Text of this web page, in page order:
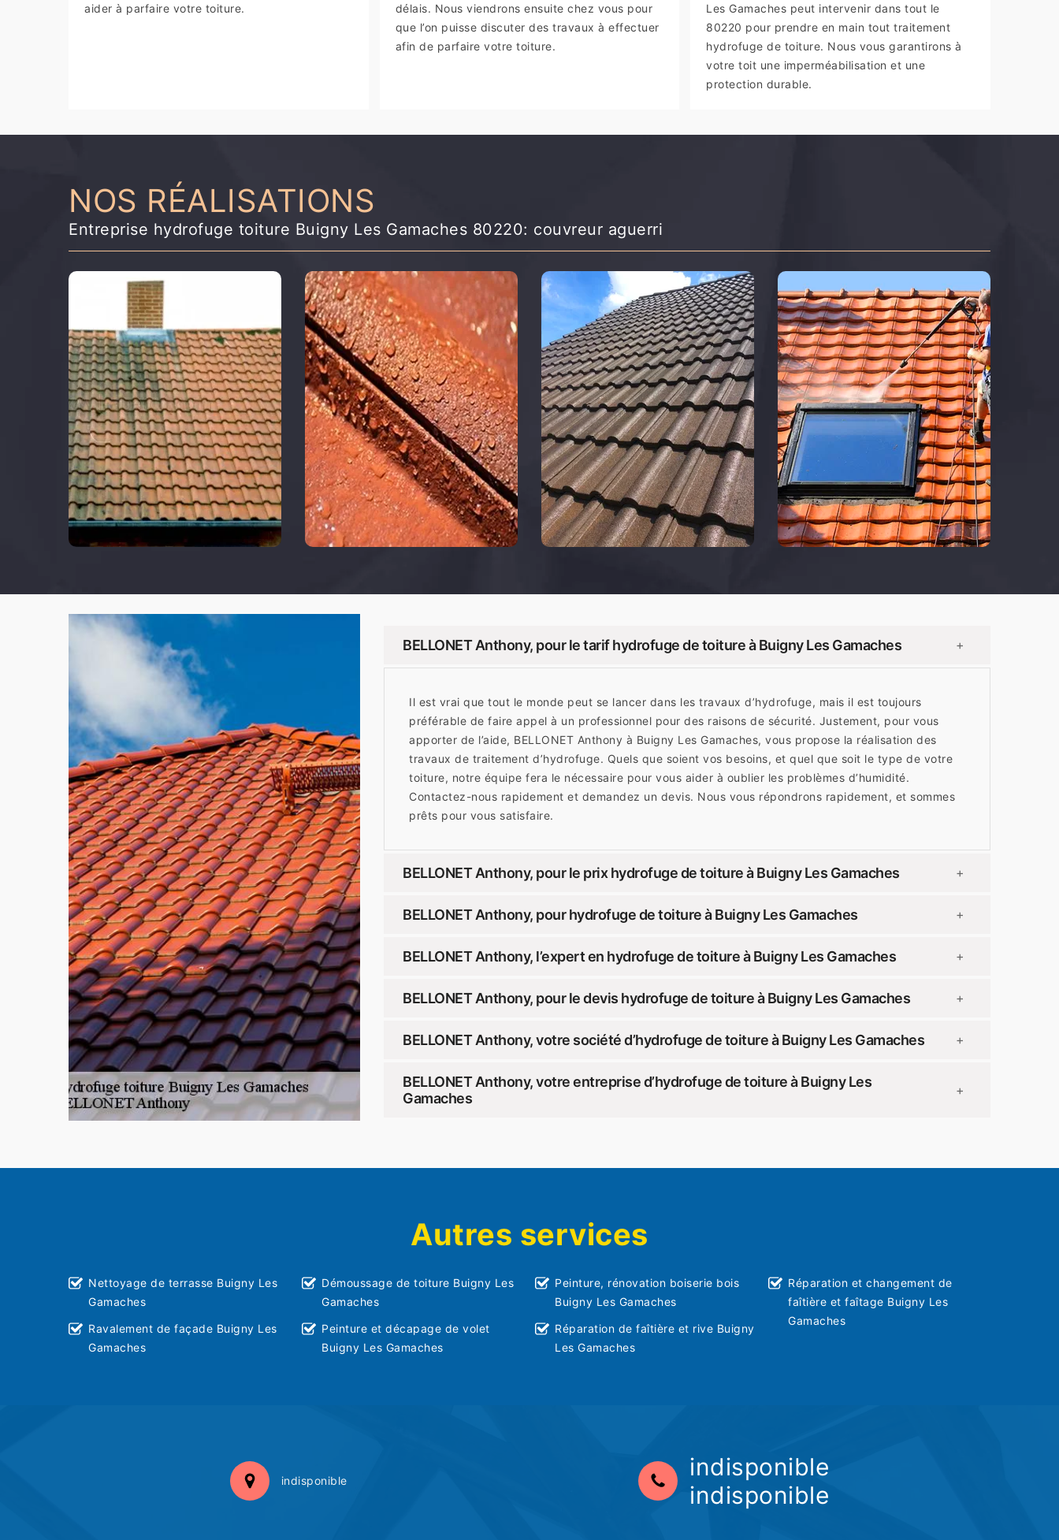
aider à parfaire votre toiture.
délais. Nous viendrons ensuite chez vous pour
que l’on puisse discuter des travaux à effectuer
afin de parfaire votre toiture.
Les Gamaches peut intervenir dans tout le
80220 pour prendre en main tout traitement
hydrofuge de toiture. Nous vous garantirons à
votre toit une imperméabilisation et une
protection durable.
NOS RÉALISATIONS
Entreprise hydrofuge toiture Buigny Les Gamaches 80220: couvreur aguerri
BELLONET Anthony, pour le tarif hydrofuge de toiture à Buigny Les Gamaches +
Il est vrai que tout le monde peut se lancer dans les travaux d’hydrofuge, mais il est toujours
préférable de faire appel à un professionnel pour des raisons de sécurité. Justement, pour vous
apporter de l’aide, BELLONET Anthony à Buigny Les Gamaches, vous propose la réalisation des
travaux de traitement d’hydrofuge. Quels que soient vos besoins, et quel que soit le type de votre
toiture, notre équipe fera le nécessaire pour vous aider à oublier les problèmes d’humidité.
Contactez-nous rapidement et demandez un devis. Nous vous répondrons rapidement, et sommes
prêts pour vous satisfaire.
BELLONET Anthony, pour le prix hydrofuge de toiture à Buigny Les Gamaches +
BELLONET Anthony, pour hydrofuge de toiture à Buigny Les Gamaches +
BELLONET Anthony, l’expert en hydrofuge de toiture à Buigny Les Gamaches +
BELLONET Anthony, pour le devis hydrofuge de toiture à Buigny Les Gamaches +
BELLONET Anthony, votre société d’hydrofuge de toiture à Buigny Les Gamaches +
BELLONET Anthony, votre entreprise d’hydrofuge de toiture à Buigny Les
Gamaches
+
Autres services
Nettoyage de terrasse Buigny Les
Gamaches
Ravalement de façade Buigny Les
Gamaches
Démoussage de toiture Buigny Les
Gamaches
Peinture et décapage de volet
Buigny Les Gamaches
Peinture, rénovation boiserie bois
Buigny Les Gamaches
Réparation de faîtière et rive Buigny
Les Gamaches
Réparation et changement de
faîtière et faîtage Buigny Les
Gamaches
indisponible
indisponible
indisponible